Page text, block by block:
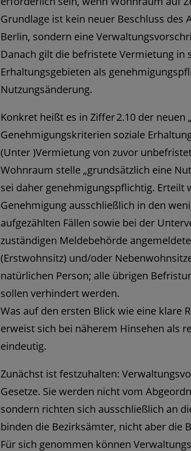
Grundlage ist kein neuer Beschluss des
Berlin, sondern eine
Danach gilt die befristete Vermietung in
Erhaltungsgebieten als
Nutzungsänderung.
Konkret heißt es in Ziffer 2.10 der
Genehmigungskriterien soziale
(Unter )Vermietung von zuvor
Wohnraum stelle „grundsätzlich eine
sei daher genehmigungspflichtig. Erteilt
Genehmigung ausschließlich in den
aufgezählten Fällen sowie bei der
zuständigen Meldebehörde
(Erstwohnsitz) und/oder
natürlichen Person; alle übrigen
sollen verhindert werden.
Was auf den ersten Blick wie eine klare
erweist sich bei näherem Hinsehen als
eindeutig.
Zunächst ist festzuhalten:
Gesetze. Sie werden nicht vom
sondern richten sich ausschließlich an
binden die Bezirksämter, nicht aber die
Für sich genommen können